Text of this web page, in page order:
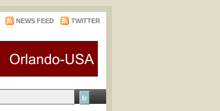
NEWS FEED TWITTER